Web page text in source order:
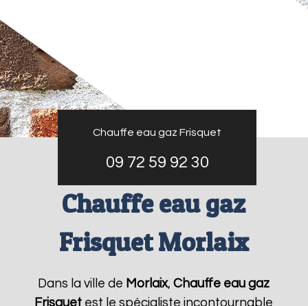
Chauffe eau gaz Frisquet
09 72 59 92 30
Chauffe eau gaz
Frisquet Morlaix
Dans la ville de Morlaix,Chauffe eau gaz
Frisquet est le spécialiste incontournable